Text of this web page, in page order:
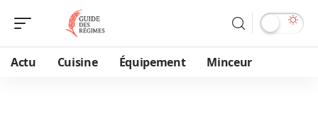
Actu Cuisine Équipement Minceur